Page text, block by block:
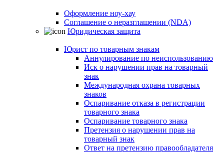
Оформление ноу-хау
Соглашение о неразглашении (NDA)
Юридическая защита
Юрист по товарным знакам
Аннулирование по неиспользованию
Иск о нарушении прав на товарный
знак
Международная охрана товарных
знаков
Оспаривание отказа в регистрации
товарного знака
Оспаривание товарного знака
Претензия о нарушении прав на
товарный знак
Ответ на претензию правообладателя